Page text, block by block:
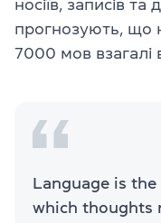
носіїв, записів та
прогнозують, що
7000 мов взагалі
Language is
which thoughts